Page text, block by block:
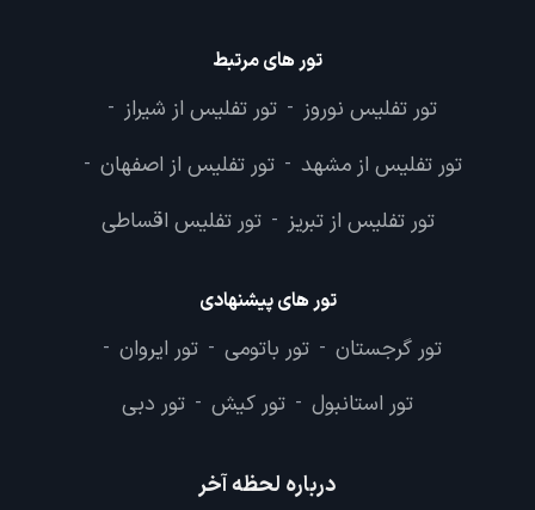
تور های مرتبط
تور تفلیس نوروز - تور تفلیس از شیراز -
تور تفلیس از مشهد - تور تفلیس از اصفهان -
تور تفلیس از تبریز - تور تفلیس اقساطی
تور های پیشنهادی
تور گرجستان - تور باتومی - تور ایروان -
تور استانبول - تور کیش - تور دبی
درباره لحظه آخر